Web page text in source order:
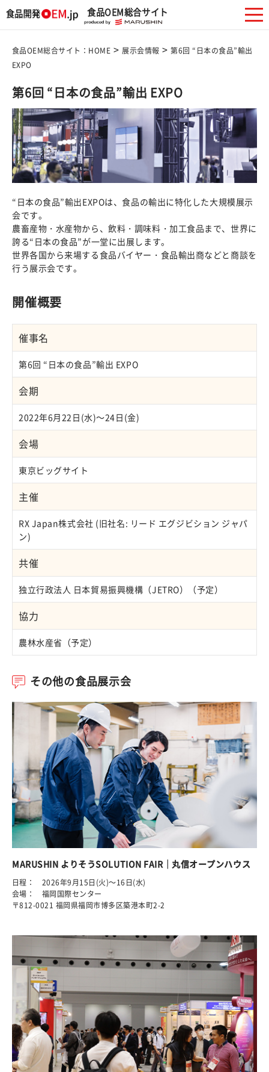
食品OEM総合サイト
食品OEM総合サイト：HOME >展示会情報 >第6回 “日本の食品”輸出
EXPO
第6回 “日本の食品”輸出 EXPO
“日本の食品”輸出EXPOは、食品の輸出に特化した大規模展示
会です。
農畜産物・水産物から、飲料・調味料・加工食品まで、世界に
誇る“日本の食品”が一堂に出展します。
世界各国から来場する食品バイヤー・食品輸出商などと商談を
行う展示会です。
開催概要
催事名
第6回 “日本の食品”輸出 EXPO
会期
2022年6月22日(水)～24日(金)
会場
東京ビッグサイト
主催
RX Japan株式会社 (旧社名: リード エグジビション ジャパ
ン)
共催
独立行政法人 日本貿易振興機構（JETRO）（予定）
協力
農林水産省（予定）
その他の食品展示会
MARUSHIN よりそうSOLUTION FAIR｜丸信オープンハウス
日程： 2026年9月15日(火)～16日(水)
会場： 福岡国際センター
〒812-0021 福岡県福岡市博多区築港本町2-2